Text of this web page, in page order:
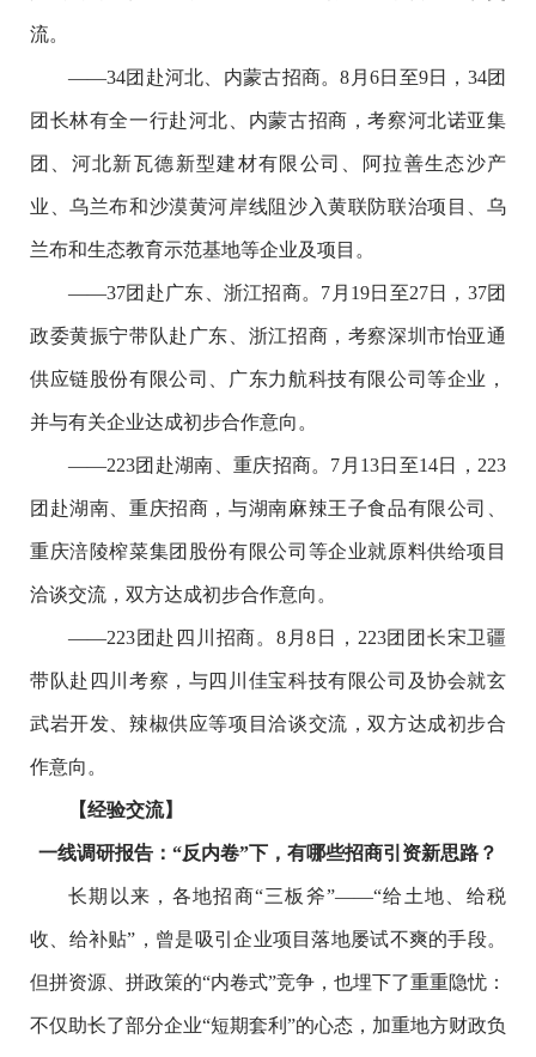
流。
——34团赴河北、内蒙古招商。8月6日至9日，34团
团长林有全一行赴河北、内蒙古招商，考察河北诺亚集
团、河北新瓦德新型建材有限公司、阿拉善生态沙产
业、乌兰布和沙漠黄河岸线阻沙入黄联防联治项目、乌
兰布和生态教育示范基地等企业及项目。
——37团赴广东、浙江招商。7月19日至27日，37团
政委黄振宁带队赴广东、浙江招商，考察深圳市怡亚通
供应链股份有限公司、广东力航科技有限公司等企业，
并与有关企业达成初步合作意向。
——223团赴湖南、重庆招商。7月13日至14日，223
团赴湖南、重庆招商，与湖南麻辣王子食品有限公司、
重庆涪陵榨菜集团股份有限公司等企业就原料供给项目
洽谈交流，双方达成初步合作意向。
——223团赴四川招商。8月8日，223团团长宋卫疆
带队赴四川考察，与四川佳宝科技有限公司及协会就玄
武岩开发、辣椒供应等项目洽谈交流，双方达成初步合
作意向。
【经验交流】
一线调研报告：“反内卷”下，有哪些招商引资新思路？
长期以来，各地招商“三板斧”——“给土地、给税
收、给补贴”，曾是吸引企业项目落地屡试不爽的手段。
但拼资源、拼政策的“内卷式”竞争，也埋下了重重隐忧：
不仅助长了部分企业“短期套利”的心态，加重地方财政负